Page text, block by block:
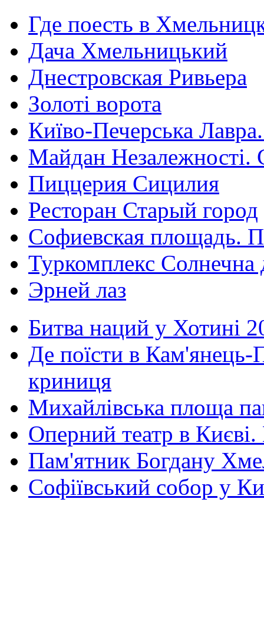
Где поесть в
Дача Хмельницький
Днестровская Ривьера
Золоті ворота
Київо-Печерська
Майдан Незалежності.
Пиццерия Сицилия
Ресторан Старый город
Софиевская площадь.
Туркомплекс Солнечна
Эрней лаз
Битва наций у Хотині
Де поїсти в Кам'янець-
криниця
Михайлівська площа
Оперний театр в
Пам'ятник Богдану
Софіївський собор у